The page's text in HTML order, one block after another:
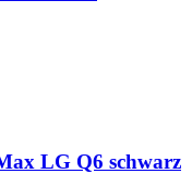
LG Q6 schwarz